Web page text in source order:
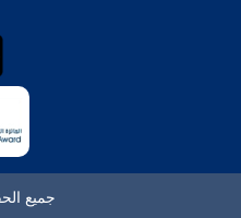
جميع الحقوق